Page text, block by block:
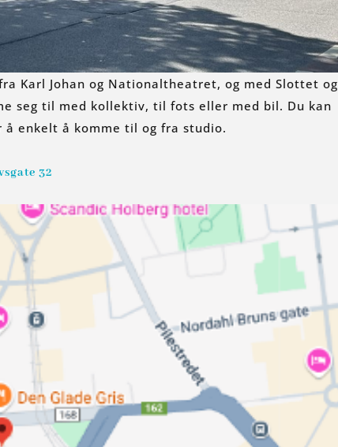
Karl Johan og Nationaltheatret, og med Slottet og
seg til med kollektiv, til fots eller med bil. Du kan
enkelt å komme til og fra studio.
32